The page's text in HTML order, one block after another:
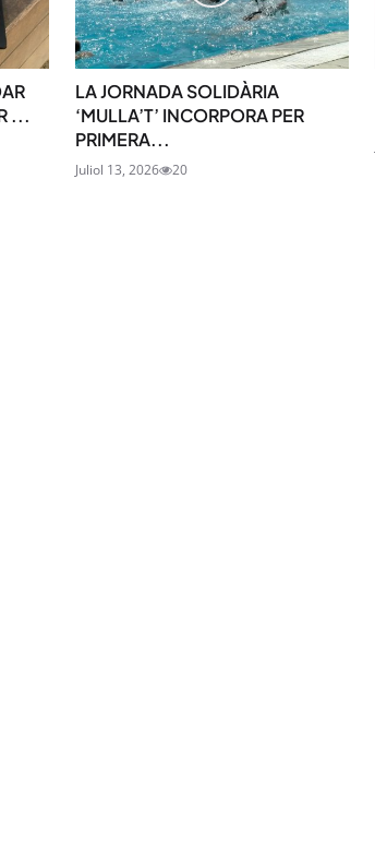
...
LA JORNADA SOLIDÀRIA
‘MULLA’T’ INCORPORA PER
PRIMERA...
Juliol 13, 2026 20